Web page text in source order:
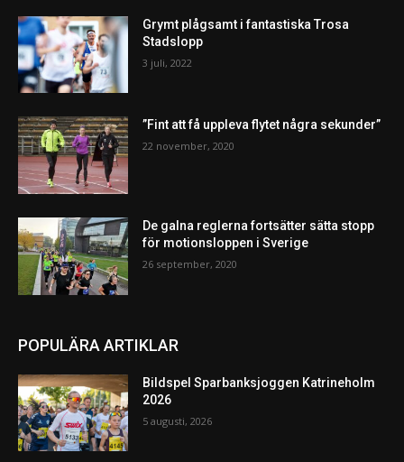
Grymt plågsamt i fantastiska Trosa
Stadslopp
3 juli, 2022
”Fint att få uppleva flytet några sekunder”
22 november, 2020
De galna reglerna fortsätter sätta stopp
för motionsloppen i Sverige
26 september, 2020
POPULÄRA ARTIKLAR
Bildspel Sparbanksjoggen Katrineholm
2026
5 augusti, 2026